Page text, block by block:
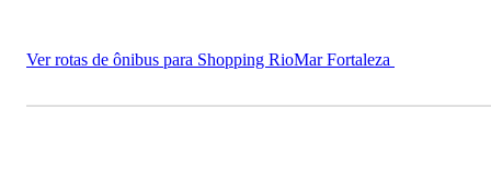
Ver rotas de ônibus para Shopping RioMar Fortaleza